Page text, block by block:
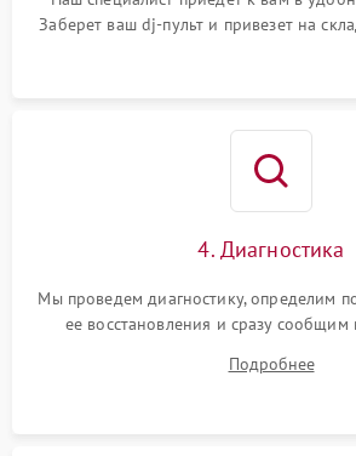
Заберет ваш dj-пульт и привезет на
4. Диагностика
Мы проведем диагностику, определим
ее восстановления и сразу сообщим
Подробнее